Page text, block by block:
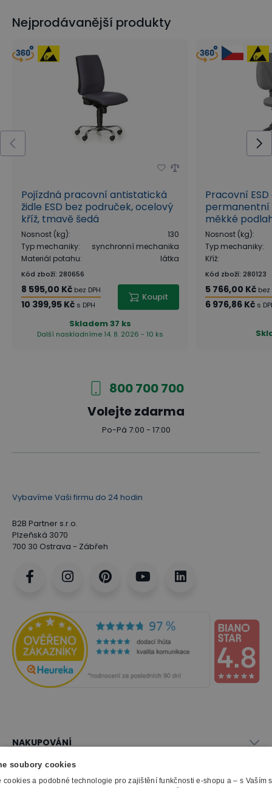
Nejprodávanější produkty
Pojízdná pracovní antistatická
židle ESD bez područek, ocelový
kříž, tmavě šedá
Nosnost (kg):
130
Typ mechaniky:
synchronní mechanika
Materiál potahu: látka
Kód zboží: 280656
8 595,00 Kč bez DPH
10 399,95 Kč s DPH
Koupit
Skladem37 ks
Další naskladníme 14. 8. 2026 - 10 ks
Pracovní
měkké
Nosnost (kg):
Typ mechaniky:
Kříž:
Kód zboží: 280123
5 766,00 Kč bez
6 976,86 Kč s
800 700 700
Volejte zdarma
Po-Pá 7:00 - 17:00
Vybavíme Vaši firmu do 24 hodin
B2B Partner s.r.o.
Plzeňská 3070
700 30 Ostrava - Zábřeh
NAKUPOVÁNÍ
Vše o nákupu
Obchodní podmínky
SLUŽBY
soubory cookies
cookies a podobné technologie pro zajištění funkčnosti e-shopu a – s Vaším